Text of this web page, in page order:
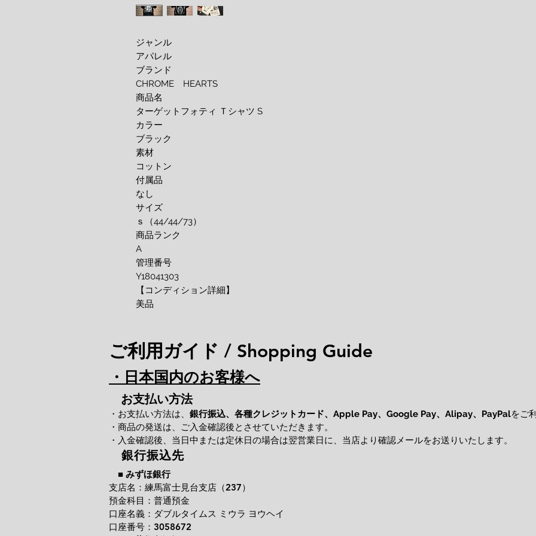
ジャンル
アパレル
ブランド
CHROME HEARTS
商品名
ターゲットフォティ Ｔシャツ S
カラー
ブラック
素材
コットン
付属品
なし
サイズ
ｓ（44/44/73）
商品ランク
A
管理番号
Y18041303
【コンディション詳細】
美品
ご利用ガイド / Shopping Guide
・日本国内のお客様へ
お支払い方法
・お支払い方法は、 銀行振込、各種クレジットカード、 Apple Pay、Google Pay、Alipay、PayPalをご
・商品の発送は、ご入金確認後とさせていただきます。
・入金確認後、当日中または定休日の場合は翌営業日に、当店より確認メールをお送りいたします。
銀行振込先
■ みずほ銀行
支店名：練馬富士見台支店（237）
預金科目：普通預金
口座名義：ダブルタイムス ミウラ ヨウヘイ
口座番号：3058672